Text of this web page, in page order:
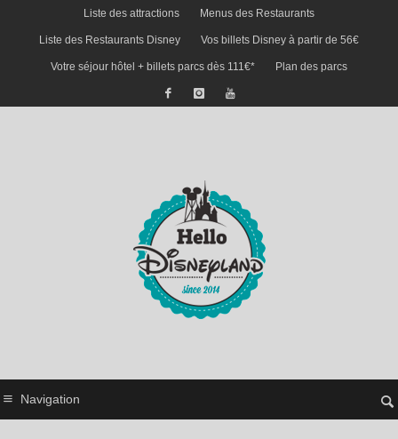
Liste des attractions Menus des Restaurants
Liste des Restaurants Disney Vos billets Disney à partir de 56€
Votre séjour hôtel + billets parcs dès 111€* Plan des parcs
Navigation